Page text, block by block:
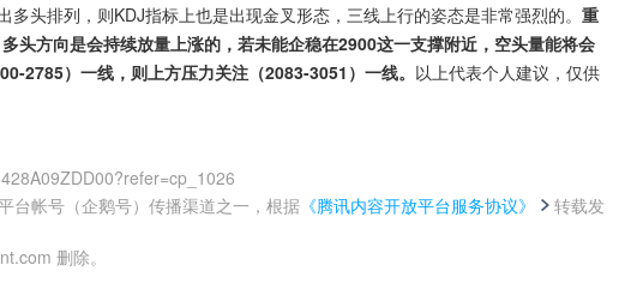
头排列，则KDJ指标上也是出现金叉形态，三线上行的姿态是非常强烈的。 重
头方向是会持续放量上涨的，若未能企稳在2900这一支撑附近，空头量能将会
2785）一线，则上方压力关注（2083-3051）一线。 以上代表个人建议，仅供
台帐号（企鹅号）传播渠道之一，根据 《腾讯内容开放平台服务协议》
转载发
删除。